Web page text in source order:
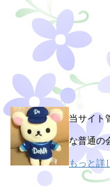
当サイト
な普通の
もっと詳